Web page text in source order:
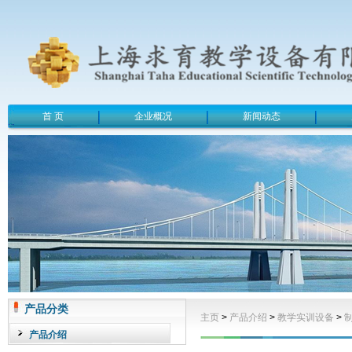
首 页 企业概况 新闻动态
产品分类
产品介绍
主页 > 产品介绍 > 教学实训设备 >